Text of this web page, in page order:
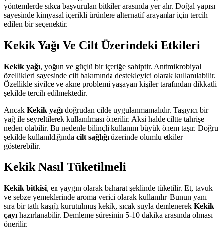
yöntemlerde sıkça başvurulan bitkiler arasında yer alır. Doğal yapısı
sayesinde kimyasal içerikli ürünlere alternatif arayanlar için tercih
edilen bir seçenektir.
Kekik Yağı Ve Cilt Üzerindeki Etkileri
Kekik yağı, yoğun ve güçlü bir içeriğe sahiptir. Antimikrobiyal
özellikleri sayesinde cilt bakımında destekleyici olarak kullanılabilir.
Özellikle sivilce ve akne problemi yaşayan kişiler tarafından dikkatli
şekilde tercih edilmektedir.
Ancak Kekik yağı doğrudan cilde uygulanmamalıdır. Taşıyıcı bir
yağ ile seyreltilerek kullanılması önerilir. Aksi halde ciltte tahrişe
neden olabilir. Bu nedenle bilinçli kullanım büyük önem taşır. Doğru
şekilde kullanıldığında cilt sağlığı üzerinde olumlu etkiler
gösterebilir.
Kekik Nasıl Tüketilmeli
Kekik bitkisi, en yaygın olarak baharat şeklinde tüketilir. Et, tavuk
ve sebze yemeklerinde aroma verici olarak kullanılır. Bunun yanı
sıra bir tatlı kaşığı kurutulmuş kekik, sıcak suyla demlenerek Kekik
çayı hazırlanabilir. Demleme süresinin 5-10 dakika arasında olması
önerilir.